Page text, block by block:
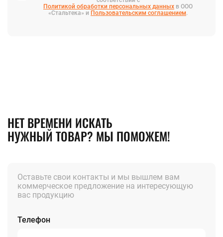
Политикой обработки персональных данных в ООО
«Стальтека» и Пользовательским соглашением.
НЕТ ВРЕМЕНИ ИСКАТЬ
НУЖНЫЙ ТОВАР? МЫ ПОМОЖЕМ!
Оставьте свои контакты и мы вышлем вам
коммерческое предложение на интересующую
вас продукцию
Телефон